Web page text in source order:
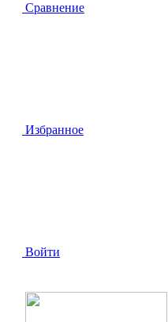
Сравнение
Избранное
Войти